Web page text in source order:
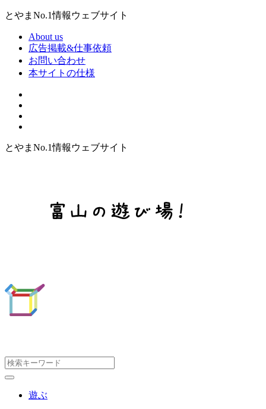
とやまNo.1情報ウェブサイト
About us
広告掲載&仕事依頼
お問い合わせ
本サイトの仕様
とやまNo.1情報ウェブサイト
遊ぶ